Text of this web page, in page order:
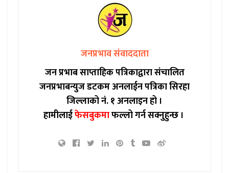
जनप्रभाव संवाददाता
जन प्रभाब साप्ताहिक पत्रिकाद्वारा संचालित
जनप्रभाबन्युज डटकम अनलाईन पत्रिका सिरहा
जिल्लाको नं. १ अनलाइन हो ।
हामीलाईफेसबुकमाफल्लो गर्न सक्नुहुन्छ ।